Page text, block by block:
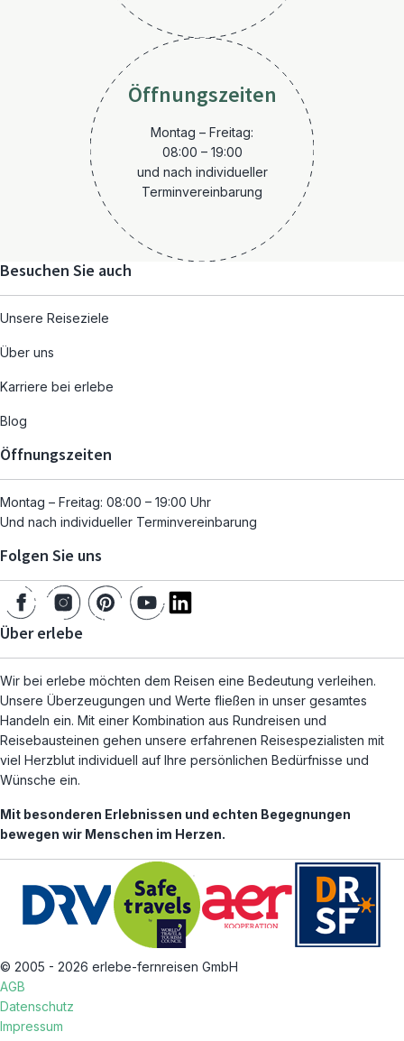
Öffnungszeiten
Montag – Freitag:
08:00 – 19:00
und nach individueller
Terminvereinbarung
Besuchen Sie auch
Unsere Reiseziele
Über uns
Karriere bei erlebe
Blog
Öffnungszeiten
Montag – Freitag: 08:00 – 19:00 Uhr
Und nach individueller Terminvereinbarung
Folgen Sie uns
Über erlebe
Wir bei erlebe möchten dem Reisen eine Bedeutung verleihen.
Unsere Überzeugungen und Werte fließen in unser gesamtes
Handeln ein. Mit einer Kombination aus Rundreisen und
Reisebausteinen gehen unsere erfahrenen Reisespezialisten mit
viel Herzblut individuell auf Ihre persönlichen Bedürfnisse und
Wünsche ein.
Mit besonderen Erlebnissen und echten Begegnungen
bewegen wir Menschen im Herzen.
© 2005 - 2026 erlebe-fernreisen GmbH
AGB
Datenschutz
Impressum